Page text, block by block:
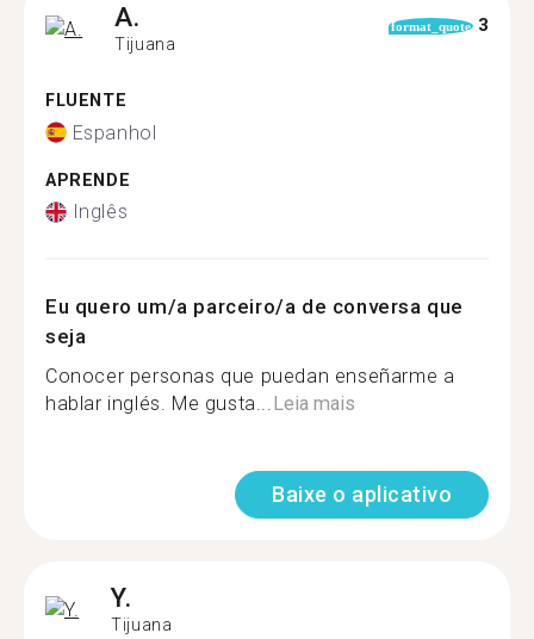
A.
Tijuana
format_quote 3
FLUENTE
Espanhol
APRENDE
Inglês
Eu quero um/a parceiro/a de conversa que
seja
Conocer personas que puedan enseñarme a
hablar inglés. Me gusta...Leia mais
Baixe o aplicativo
Y.
Tijuana